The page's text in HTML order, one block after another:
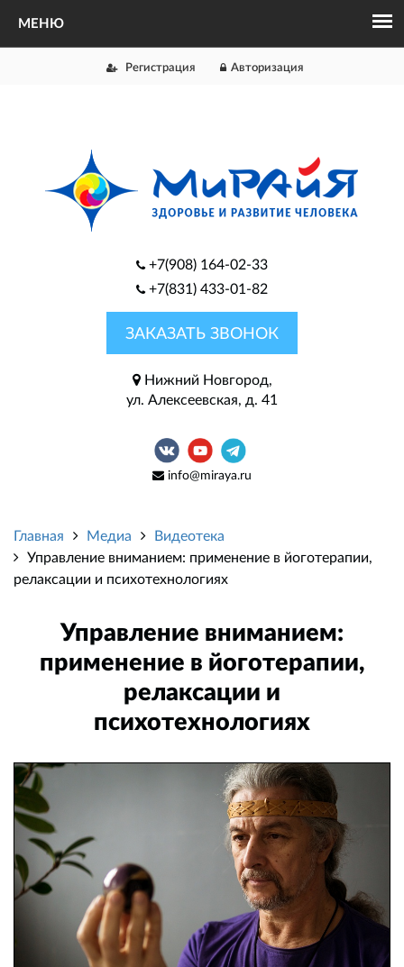
Регистрация Авторизация
+7(908) 164-02-33
+7(831) 433-01-82
ЗАКАЗАТЬ ЗВОНОК
Нижний Новгород,
ул. Алексеевская, д. 41
info@miraya.ru
Главная Медиа
Видеотека
Управление вниманием: применение в йоготерапии,
релаксации и психотехнологиях
Управление вниманием:
применение в йоготерапии,
релаксации и
психотехнологиях